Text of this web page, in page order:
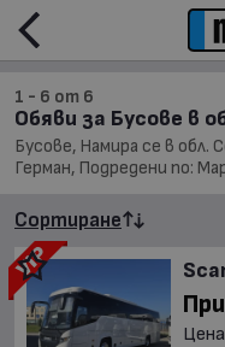
1 - 6 от 6
Обяви за Бусове в
Бусове, Намира се в обл.
Герман, Подредени по:
Сортиране